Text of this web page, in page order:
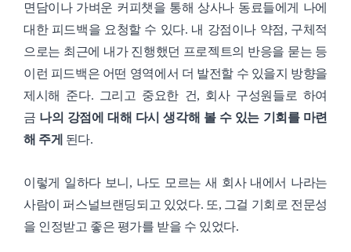
면담이나 가벼운 커피챗을 통해 상사나 동료들에게 나에
대한 피드백을 요청할 수 있다. 내 강점이나 약점, 구체적
으로는 최근에 내가 진행했던 프로젝트의 반응을 묻는 등
이런 피드백은 어떤 영역에서 더 발전할 수 있을지 방향을
제시해 준다. 그리고 중요한 건, 회사 구성원들로 하여
금 나의 강점에 대해 다시 생각해 볼 수 있는 기회를 마련
해 주게 된다.
이렇게 일하다 보니, 나도 모르는 새 회사 내에서 나라는
사람이 퍼스널브랜딩되고 있었다. 또, 그걸 기회로 전문성
을 인정받고 좋은 평가를 받을 수 있었다.